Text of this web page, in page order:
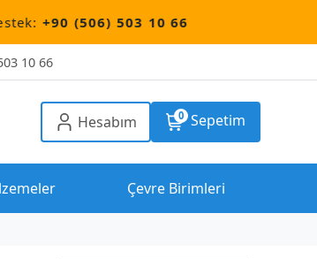
+90 (506) 503 10 66
10 66
Hesabım 0 Sepetim
Çevre Birimleri